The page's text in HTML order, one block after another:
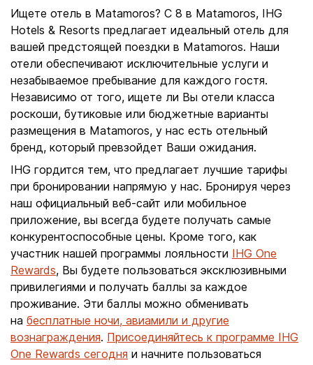
Ищете отель в Matamoros? С 8 в Matamoros, IHG
Hotels & Resorts предлагает идеальный отель для
вашей предстоящей поездки в Matamoros. Наши
отели обеспечивают исключительные услуги и
незабываемое пребывание для каждого гостя.
Независимо от того, ищете ли Вы отели класса
роскоши, бутиковые или бюджетные варианты
размещения в Matamoros, у нас есть отельный
бренд, который превзойдет Ваши ожидания.
IHG гордится тем, что предлагает лучшие тарифы
при бронировании напрямую у нас. Бронируя через
наш официальный веб-сайт или мобильное
приложение, вы всегда будете получать самые
конкурентоспособные цены. Кроме того, как
участник нашей программы лояльности IHG One
Rewards, Вы будете пользоваться эксклюзивными
привилегиями и получать баллы за каждое
проживание. Эти баллы можно обменивать
на бесплатные ночи, авиамили и другие
вознаграждения. Присоединяйтесь к программе IHG
One Rewards сегодня и начните пользоваться